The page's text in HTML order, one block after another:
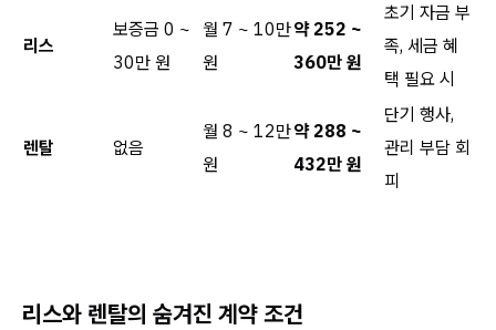
리스
보증금 0 ~
30만 원
월 7 ~ 10만
원
약 252 ~
360만 원
초기 자금 부
족, 세금 혜
택 필요 시
렌탈 없음
월 8 ~ 12만
원
약 288 ~
432만 원
단기 행사,
관리 부담 회
피
리스와 렌탈의 숨겨진 계약 조건